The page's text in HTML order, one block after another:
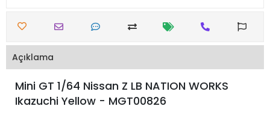
Açıklama
Mini GT 1/64 Nissan Z LB NATION WORKS
Ikazuchi Yellow - MGT00826